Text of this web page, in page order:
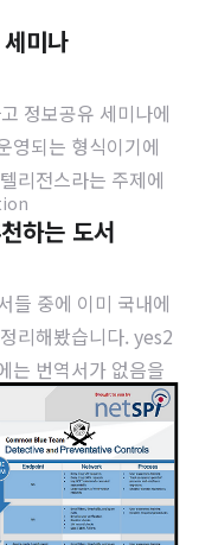
미나
정보공유 세미나에
영되는 형식이기에
리전스라는 주제에
상깊게 들었던 섹션
현 센터장의 발표(민
이냐의 차이라고 볼
, 이메일을 받아보는
피어피싱에 비해 단
격해 큰 효율을 얻는
. 다른 이유도 존재
은 시대가 바뀌었..
하는 도서
중에 이미 국내에
리해봤습니다. yes2
는 번역서가 없음을
코드, 퍼징, 침투 테
의 awesome을 만
주소 - https://gith
The IDA Pro Boo
어링에 날개를 달다*